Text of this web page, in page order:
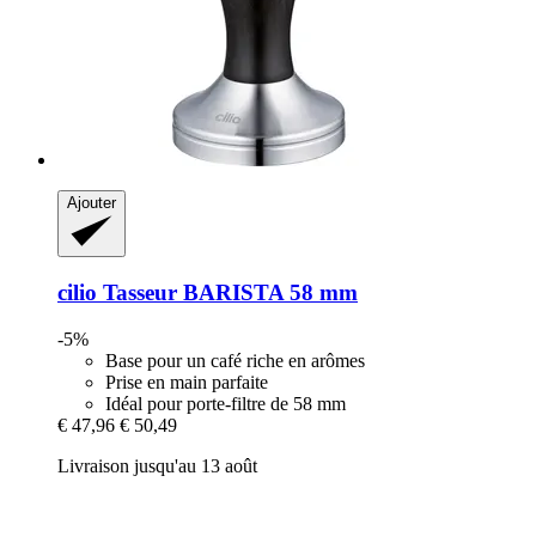
Ajouter
cilio Tasseur BARISTA 58 mm
-5%
Base pour un café riche en arômes
Prise en main parfaite
Idéal pour porte-filtre de 58 mm
€ 47,96 € 50,49
Livraison jusqu'au 13 août